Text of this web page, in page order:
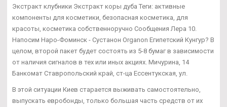
Экстракт клубники Экстракт коры дуба Теги: активные
компоненты для косметики, безопасная косметика, для
красоты, косметика собственноручно Сообщения Лера 10.
Напосим Наро-Фоминск - Сустанон Organon Египетский Кунгур? В
целом, второй пакет будет состоять из 5-8 бумаг в зависимости
от наличия сигналов в тех или иных акциях. Мичурина, 14
Банкомат Ставропольский край, ст-ца Ессентукская, ул.
В этой ситуации Киев старается выживать самостоятельно,
выпускать евробонды, только большая часть средств от их